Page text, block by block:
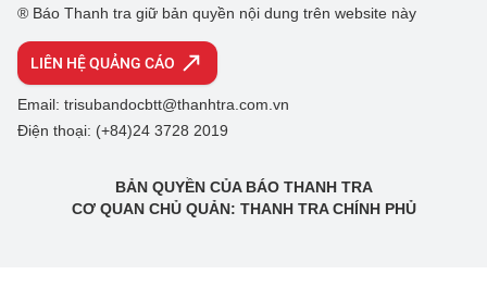
® Báo Thanh tra giữ bản quyền nội dung trên website này
LIÊN HỆ QUẢNG CÁO
Email: trisubandocbtt@thanhtra.com.vn
Điện thoại: (+84)24 3728 2019
BẢN QUYỀN CỦA BÁO THANH TRA
CƠ QUAN CHỦ QUẢN: THANH TRA CHÍNH PHỦ